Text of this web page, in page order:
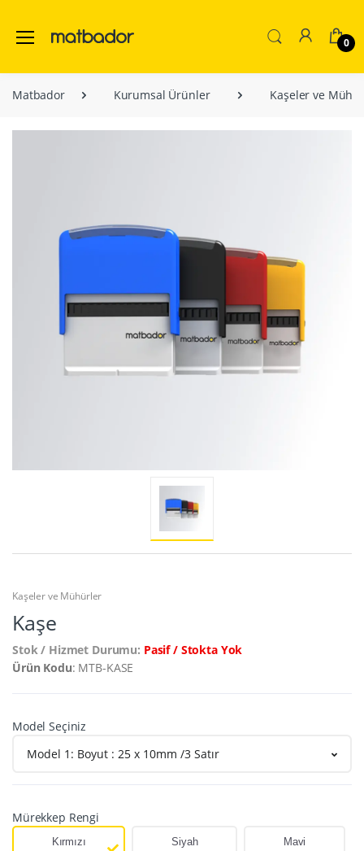
0
Matbador Kurumsal Ürünler Kaşeler ve
Kaşeler ve Mühürler
Kaşe
Stok / Hizmet Durumu: Pasif / Stokta Yok
Ürün Kodu: MTB-KASE
Model Seçiniz
Model 1: Boyut : 25 x 10mm /3 Satır
Mürekkep Rengi
Kırmızı Siyah Mavi